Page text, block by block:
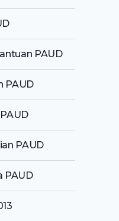
PAUD
PAUD
PAUD
PAUD